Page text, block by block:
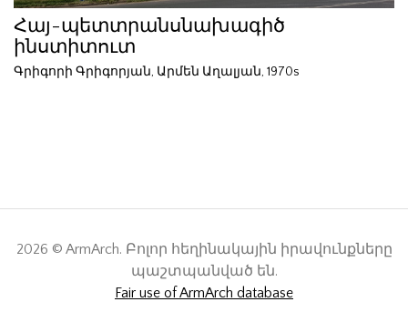
Հայ-պետտրանսնախագիծ
ինստիտուտ
Գրիգորի Գրիգորյան, Արմեն Աղալյան, 1970s
2026 © ArmArch. Բոլոր հեղինակային իրավունքները
պաշտպանված են.
Fair use of ArmArch database